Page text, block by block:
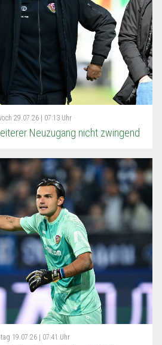
29.07.26 | 07:13 Uhr
Neuzugang nicht zwingend
19.07.26 | 07:41 Uhr